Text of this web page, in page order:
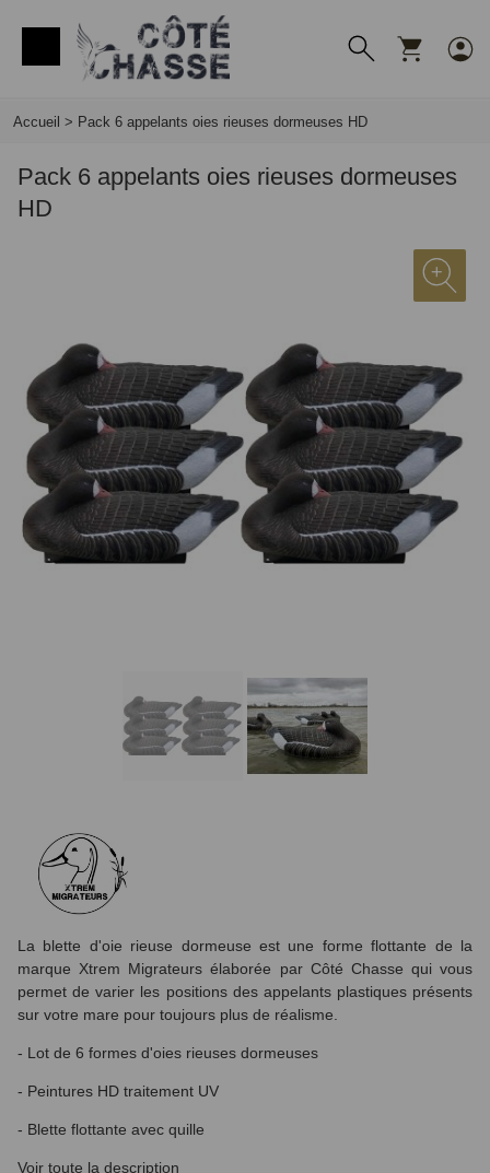
Accueil > Pack 6 appelants oies rieuses dormeuses HD
Pack 6 appelants oies rieuses dormeuses
HD
La blette d'oie rieuse dormeuse est une forme flottante de la
marque Xtrem Migrateurs élaborée par Côté Chasse qui vous
permet de varier les positions des appelants plastiques présents
sur votre mare pour toujours plus de réalisme.
- Lot de 6 formes d'oies rieuses dormeuses
- Peintures HD traitement UV
- Blette flottante avec quille
Voir toute la description